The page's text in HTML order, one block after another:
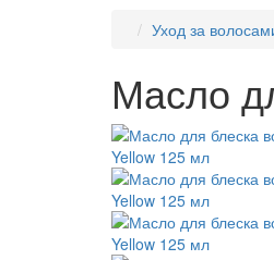
Уход за
Масло